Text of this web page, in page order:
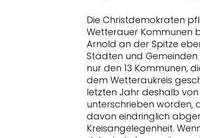
Die Christdemokraten
Wetterauer Kommunen
Arnold an der Spitze
Städten und
nur den 13 Kommunen,
dem Wetteraukreis
letzten Jahr deshalb
unterschrieben worden,
davon eindringlich
Kreisangelegenheit.